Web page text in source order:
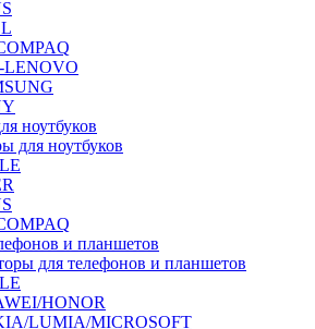
LENOVO
ноутбуков
для ноутбуков
и планшетов
для телефонов и планшетов
HONOR
LUMIA/MICROSOFT